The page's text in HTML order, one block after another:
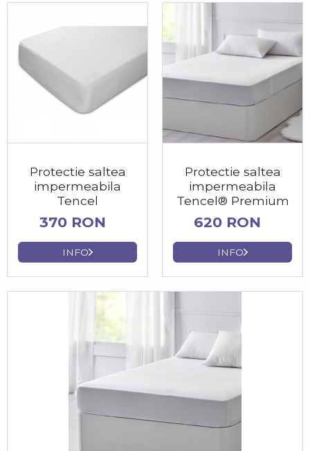
Protectie saltea
impermeabila
Tencel
370 RON
INFO
Protectie saltea
impermeabila
Tencel® Premium
620 RON
INFO